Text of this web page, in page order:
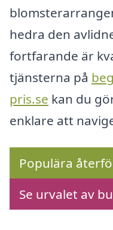
hedra den
fortfarande är
tjänsterna på
pris.se kan du
enklare att
Populära
Se urvalet av